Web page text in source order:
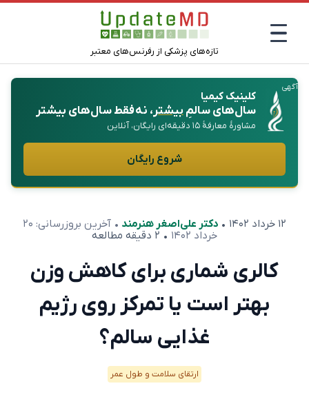
تازه‌های پزشکی از رفرنس‌های معتبر
آگهی
کلینیک کیمیا
سال‌های سالمِبیشتر، نه فقط سال‌های بیشتر
مشاورهٔ معارفهٔ ۱۵ دقیقه‌ای رایگان، آنلاین
شروع رایگان
۱۲ خرداد ۱۴۰۲ • دکتر علی‌اصغر هنرمند • آخرین بروزرسانی: ۲۰
خرداد ۱۴۰۲
• ۲ دقیقه مطالعه
کالری شماری برای کاهش وزن
بهتر است یا تمرکز روی رژیم
غذایی سالم؟
ارتقای سلامت و طول عمر